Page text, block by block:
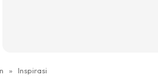
» Inspirasi